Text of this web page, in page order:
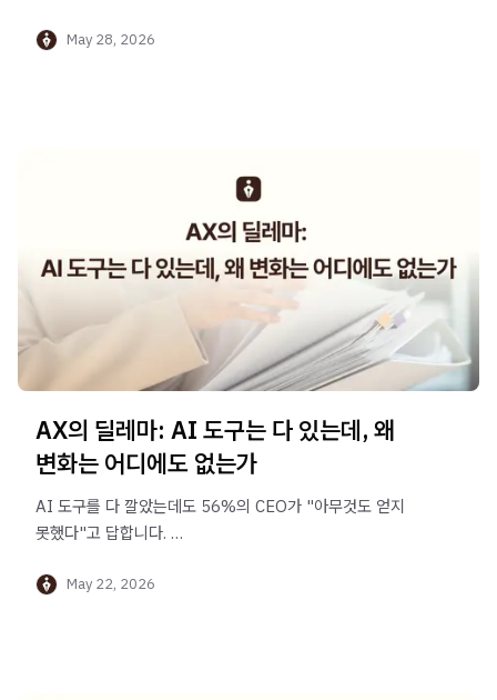
May 28, 2026
AX의 딜레마: AI 도구는 다 있는데, 왜
변화는 어디에도 없는가
AI 도구를 다 깔았는데도 56%의 CEO가 "아무것도 얻지
못했다"고 답합니다.
그리고 1번 레이어의 가장 큰 공백은 회의에 있습니다.
May 22, 2026